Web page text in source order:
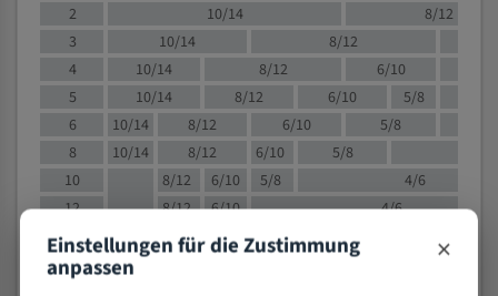
2
10/14
8/12
3
10/14 8/12
4
10/14 8/12 6/10
5
10/14 8/12 6/10
5/8
6
10/14 8/12 6/10
5/8
8
10/14 8/12 6/10 5/8
10
8/12 6/10 5/8
4/6
12
8/12 6/10
4/6
15
8/12 6/10
4/5
20
Einstellungen für die Zustimmung
anpassen ×